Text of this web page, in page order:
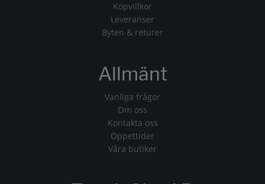
Köpvillkor
Leveranser
Byten & returer
Allmänt
Vanliga frågor
Om oss
Kontakta oss
Öppettider
Våra butiker